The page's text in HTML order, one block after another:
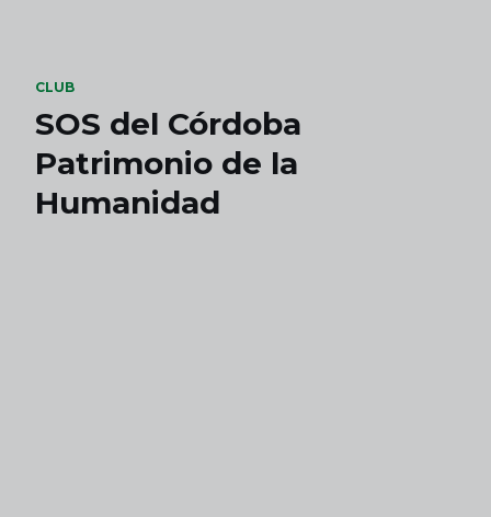
CLUB
SOS del Córdoba
Patrimonio de la
Humanidad